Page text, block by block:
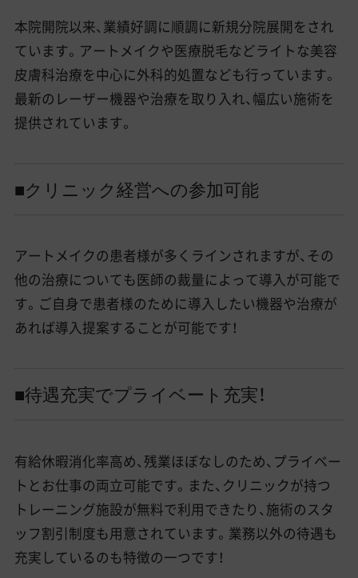
本院開院以来、業績好調に順調に新規分院展開をされ
ています。アートメイクや医療脱毛などライトな美容
皮膚科治療を中心に外科的処置なども行っています。
最新のレーザー機器や治療を取り入れ、幅広い施術を
提供されています。
■クリニック経営への参加可能
アートメイクの患者様が多くラインされますが、その
他の治療についても医師の裁量によって導入が可能で
す。ご自身で患者様のために導入したい機器や治療が
あれば導入提案することが可能です！
■待遇充実でプライベート充実！
有給休暇消化率高め、残業ほぼなしのため、プライベー
トとお仕事の両立可能です。また、クリニックが持つ
トレーニング施設が無料で利用できたり、施術のスタ
ッフ割引制度も用意されています。業務以外の待遇も
充実しているのも特徴の一つです！